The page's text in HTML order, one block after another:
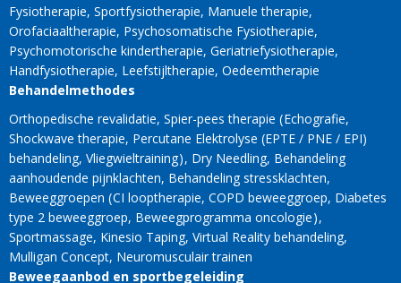
Fysiotherapie Sportfysiotherapie Manuele therapie
Orofaciaaltherapie Psychosomatische Fysiotherapie
Psychomotorische kindertherapie Geriatriefysiotherapie
Handfysiotherapie Leefstijltherapie Oedeemtherapie
Behandelmethodes
Orthopedische revalidatie Spier-pees therapie Echografie
Shockwave therapie Percutane Elektrolyse (EPTE / PNE / EPI)
behandeling Vliegwieltraining Dry Needling Behandeling
aanhoudende pijnklachten Behandeling stressklachten
Beweeggroepen CI looptherapie COPD beweeggroep Diabetes
type 2 beweeggroep Beweegprogramma oncologie
Sportmassage Kinesio Taping Virtual Reality behandeling
Mulligan Concept Neuromusculair trainen
Beweegaanbod en sportbegeleiding